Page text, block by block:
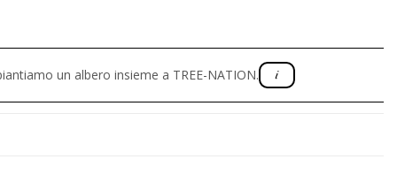
un albero insieme a TREE-NATION.